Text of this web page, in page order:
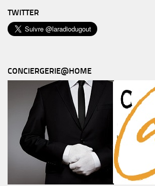
TWITTER
CONCIERGERIE@HOME